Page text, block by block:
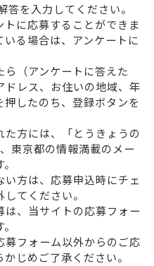
答を入力してください。
に応募することができま
る場合は、アンケートに
（アンケートに答えた
ドレス、お住いの地域、年
したのち、登録ボタンを
方には、「とうきょうの
東京都の情報満載のメー
方は、応募申込時にチェ
てください。
、当サイトの応募フォー
募フォーム以外からのご応
じめご了承ください。